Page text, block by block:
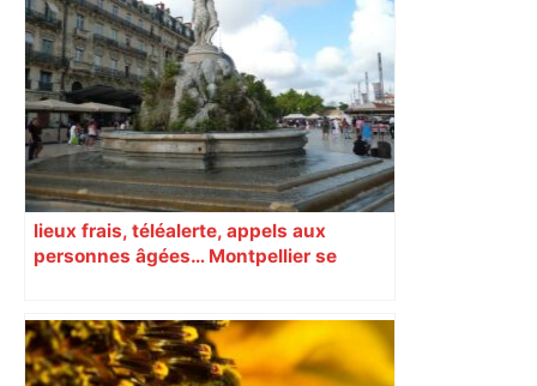
lieux frais, téléalerte, appels aux
personnes âgées… Montpellier se